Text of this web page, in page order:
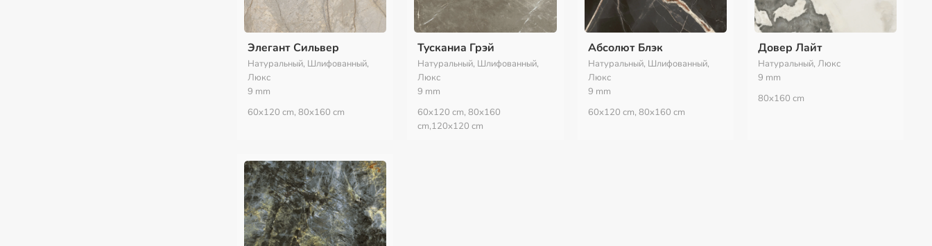
Элегант Сильвер
Натуральный, Шлифованный,
Люкс
9 mm
60x120 cm, 80x160 cm
Тусканиа Грэй
Натуральный, Шлифованный,
Люкс
9 mm
60x120 cm, 80x160
cm,120x120 cm
Абсолют Блэк
Натуральный, Шлифованный,
Люкс
9 mm
60x120 cm, 80x160 cm
Довер Лайт
Натуральный, Люкс
9 mm
80x160 cm